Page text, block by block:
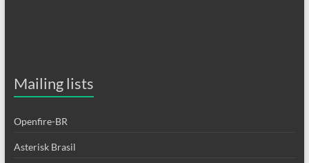
Mailing lists
Openfire-BR
Asterisk Brasil